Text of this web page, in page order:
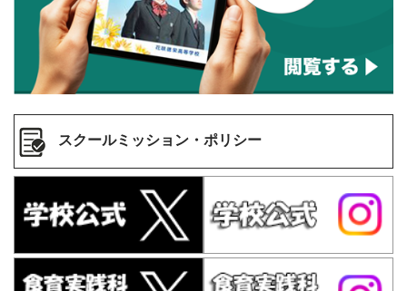
スクールミッション・ポリシー